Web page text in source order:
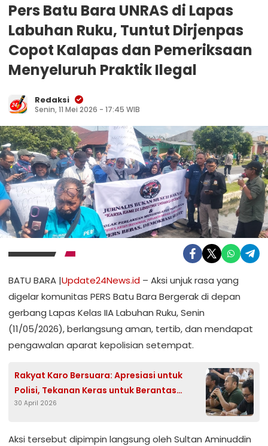
Pers Batu Bara UNRAS di Lapas
Labuhan Ruku, Tuntut Dirjenpas
Copot Kalapas dan Pemeriksaan
Menyeluruh Praktik Ilegal
Redaksi
Senin, 11 Mei 2026 - 17:45 WIB
BATU BARA |Update24News.id – Aksi unjuk rasa yang
digelar komunitas PERS Batu Bara Bergerak di depan
gerbang Lapas Kelas IIA Labuhan Ruku, Senin
(11/05/2026), berlangsung aman, tertib, dan mendapat
pengawalan aparat kepolisian setempat.
Rakyat Karo Bersuara: Apresiasi untuk
Polisi, Tekanan Keras untuk Berantas
Narkoba dan Judi Sampai Akar
30 April 2026
Aksi tersebut dipimpin langsung oleh Sultan Aminuddin